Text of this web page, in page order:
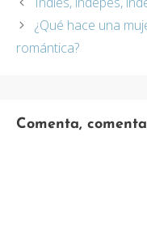
¿Qué hace una
romántica?
Comenta, comenta